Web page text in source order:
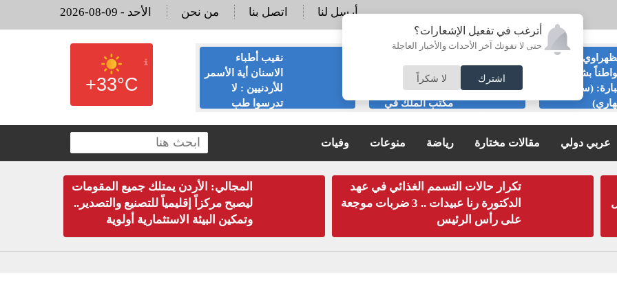
أترغب في تفعيل الإشعارات؟
حتى لا تفوتك آخر الأحداث والأخبار العاجلة
اشترك لا شكراً
2026-08-09 - الأحد من نحن اتصل بنا أرسل لنا
يعاتب
بشأن
(سمّ
رئيس الديوان
الملكي ومدير
مكتب الملك في
نقيب أطباء
الاسنان أية الأسمر
للأردنيين : لا
تدرسوا طب
يعملون بها
القاضي السابق
لؤي عبيدات :لا
تدعوني لمناسبة
يحضرها نائب وقع
+33°C
عربي دولي مقالات مختارة رياضة منوعات وفيات
تكرار حالات التسمم الغذائي في عهد
الدكتورة رنا عبيدات .. 3 ضربات موجعة
على رأس الرئيس
المجالي: الأردن يمتلك جميع المقومات
ليصبح مركزاً إقليمياً للتصنيع والتصدير..
وتمكين البيئة الاستثمارية أولوية